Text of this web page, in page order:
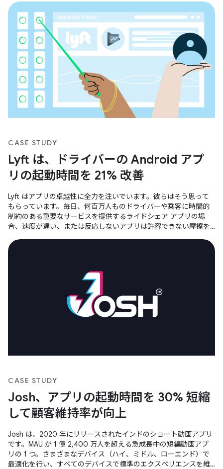
間の短縮に重点を置いて、すべてのユーザーにとってスムーズで
シームレスなエクスペリエンスを生み出しました。
CASE STUDY
Lyft は、ドライバーの Android アプ
リの起動時間を 21% 改善
Lyft はアプリの卓越性に全力を注いでいます。彼らはそう思って
もらっています。毎日、何百万人ものドライバーや乗客に時間的
制約のある重要なサービスを提供するライドシェア アプリの場
合、速度が遅い、または反応しないアプリは許容できない摩擦を
CASE STUDY
Josh、アプリの起動時間を 30% 短縮
して顧客維持率が向上
Josh は、2020 年にリリースされたインドのショート動画アプリ
です。MAU が 1 億 2,400 万人を超える急成長中の短編動画アプ
リの 1 つ。さまざまなデバイス（ハイ、ミドル、ローエンド）で
最適化を行い、すべてのデバイスで標準のエクスペリエンスを維